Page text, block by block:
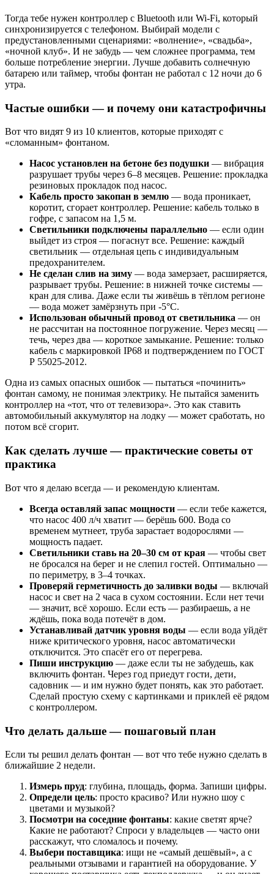
Тогда тебе нужен контроллер с Bluetooth или Wi-Fi, который
синхронизируется с телефоном. Выбирай модели с
предустановленными сценариями: «волнение», «свадьба»,
«ночной клуб». И не забудь — чем сложнее программа, тем
больше потребление энергии. Лучше добавить солнечную
батарею или таймер, чтобы фонтан не работал с 12 ночи до 6
утра.
Частые ошибки — и почему они катастрофичны
Вот что видят 9 из 10 клиентов, которые приходят с
«сломанным» фонтаном.
Насос установлен на бетоне без подушки — вибрация
разрушает трубы через 6–8 месяцев. Решение: прокладка
резиновых прокладок под насос.
Кабель просто закопан в землю — вода проникает,
коротит, сгорает контроллер. Решение: кабель только в
гофре, с запасом на 1,5 м.
Светильники подключены параллельно — если один
выйдет из строя — погаснут все. Решение: каждый
светильник — отдельная цепь с индивидуальным
предохранителем.
Не сделан слив на зиму — вода замерзает, расширяется,
разрывает трубы. Решение: в нижней точке системы —
кран для слива. Даже если ты живёшь в тёплом регионе
— вода может замёрзнуть при -5°C.
Использован обычный провод от светильника — он
не рассчитан на постоянное погружение. Через месяц —
течь, через два — короткое замыкание. Решение: только
кабель с маркировкой IP68 и подтверждением по ГОСТ
Р 55025-2012.
Одна из самых опасных ошибок — пытаться «починить»
фонтан самому, не понимая электрику. Не пытайся заменить
контроллер на «тот, что от телевизора». Это как ставить
автомобильный аккумулятор на лодку — может сработать, но
потом всё сгорит.
Как сделать лучше — практические советы от
практика
Вот что я делаю всегда — и рекомендую клиентам.
Всегда оставляй запас мощности — если тебе кажется,
что насос 400 л/ч хватит — берёшь 600. Вода со
временем мутнеет, труба зарастает водорослями —
мощность падает.
Светильники ставь на 20–30 см от края — чтобы свет
не бросался на берег и не слепил гостей. Оптимально —
по периметру, в 3–4 точках.
Проверяй герметичность до заливки воды — включай
насос и свет на 2 часа в сухом состоянии. Если нет течи
— значит, всё хорошо. Если есть — разбираешь, а не
ждёшь, пока вода потечёт в дом.
Устанавливай датчик уровня воды — если вода уйдёт
ниже критического уровня, насос автоматически
отключится. Это спасёт его от перегрева.
Пиши инструкцию — даже если ты не забудешь, как
включить фонтан. Через год приедут гости, дети,
садовник — и им нужно будет понять, как это работает.
Сделай простую схему с картинками и приклей её рядом
с контроллером.
Что делать дальше — пошаговый план
Если ты решил делать фонтан — вот что тебе нужно сделать в
ближайшие 2 недели.
Измерь пруд: глубина, площадь, форма. Запиши цифры.
Определи цель: просто красиво? Или нужно шоу с
цветами и музыкой?
Посмотри на соседние фонтаны: какие светят ярче?
Какие не работают? Спроси у владельцев — часто они
расскажут, что сломалось и почему.
Выбери поставщика: ищи не «самый дешёвый», а с
реальными отзывами и гарантией на оборудование. У